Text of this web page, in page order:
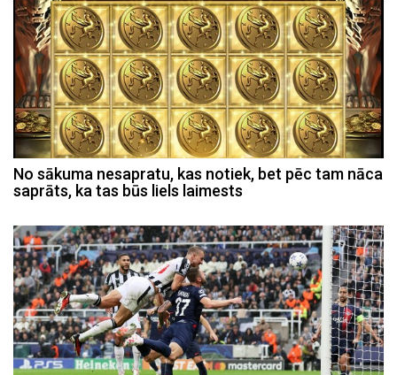
No sākuma nesapratu, kas notiek, bet pēc tam nāca
saprāts, ka tas būs liels laimests